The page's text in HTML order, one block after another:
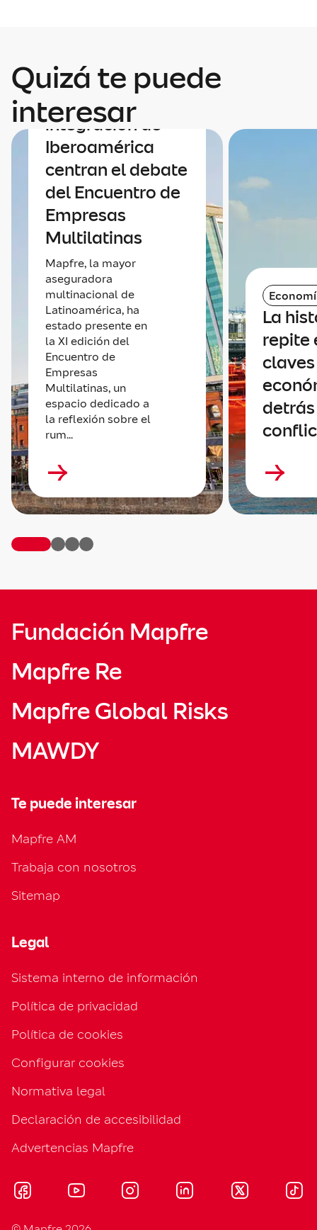
Quizá te puede
interesar
Economía
Economía e
integración de
Iberoamérica
centran el debate
del Encuentro de
Empresas
Multilatinas
Mapfre, la mayor
aseguradora
multinacional de
Latinoamérica, ha
estado presente en
la XI edición del
Encuentro de
Empresas
Multilatinas, un
espacio dedicado a
la reflexión sobre el
rum...
La
repite
claves
Fundación Mapfre
Mapfre Re
Mapfre Global Risks
MAWDY
Te puede interesar
Mapfre AM
Trabaja con nosotros
Sitemap
Legal
Sistema interno de información
Política de privacidad
Política de cookies
Configurar cookies
Normativa legal
Declaración de accesibilidad
Advertencias Mapfre